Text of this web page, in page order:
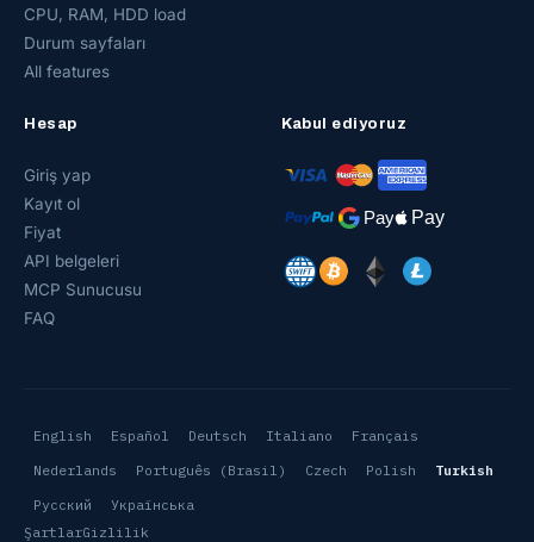
CPU, RAM, HDD load
Durum sayfaları
All features
Hesap
Giriş yap
Kayıt ol
Fiyat
API belgeleri
MCP Sunucusu
FAQ
Kabul ediyoruz
English Español Deutsch Italiano
Français
Nederlands
Português (Brasil) Czech Polish
Turkish
Русский
Українська
ŞartlarGizlilik